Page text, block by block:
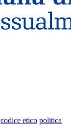
codice etico politica